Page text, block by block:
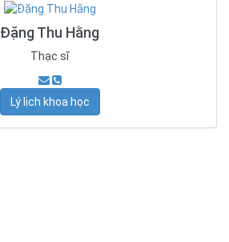
Đặng Thu Hằng
Thạc sĩ
Lý lịch khoa học